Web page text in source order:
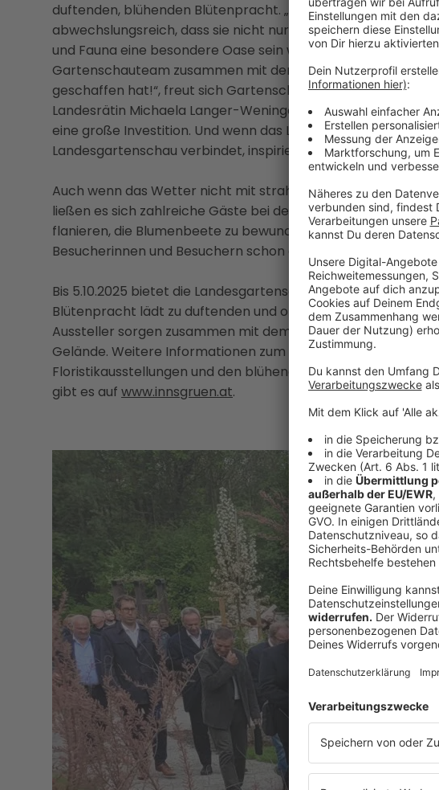
duftenden, blühenden Blütenpracht. „Unsere
abwechslungsreich, dass sie nicht nur für Besucherinnen
und Fauna eine besondere Oase sein wird. Ich bin überwältigt
Gartenschauteam zusammen mit den ganzen
geschaffen hat!“, freut sich Gartenschau-Geschäftsführerin
Landesrätin Michaela Langer-Weninger schwärmt von
eine große Investition. Und wenn das Land OÖ investiert –
Landesgartenschau verbindet, inspiriert und begeistert die
Auch wenn das Wetter nicht mit strahlendem Sonnenschein
ließen es sich zahlreiche Gäste bei der Eröffnung nicht
flanieren, die Blumenbeete zu bewundern und auch die
Besucherinnen und Besuchern schon getestet.
Bis 5.10.2025 bietet die Landesgartenschau blühende und
Blütenpracht lädt zu duftenden und optischen Erlebnissen
Aussteller sorgen zusammen mit dem
Gelände. Weitere Informationen zum Gelände, dem
Floristikausstellungen und den blühenden Angeboten auf
gibt es auf www.innsgruen.at.